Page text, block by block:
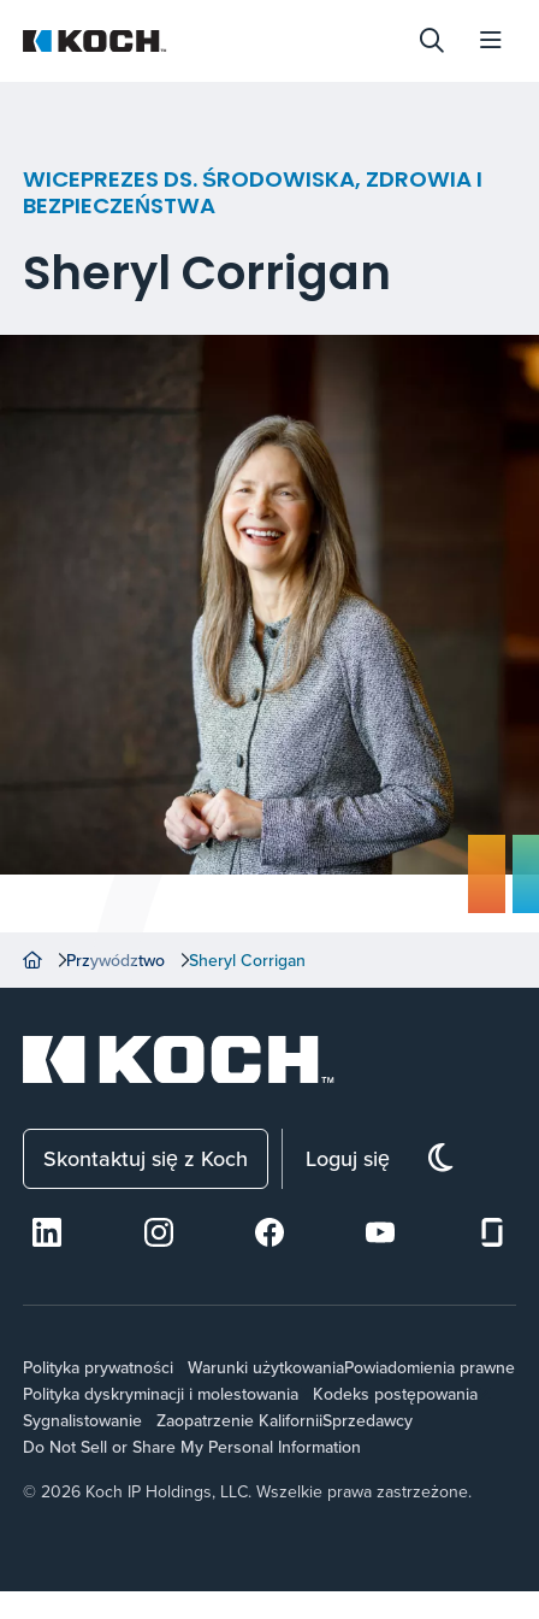
WICEPREZES DS. ŚRODOWISKA, ZDROWIA I
BEZPIECZEŃSTWA
Sheryl Corrigan
Przywództwo Sheryl Corrigan
Skontaktuj się z Koch Loguj się
Polityka prywatności Warunki użytkowaniaPowiadomienia prawne
Polityka dyskryminacji i molestowania
Kodeks postępowania
Sygnalistowanie
Zaopatrzenie KaliforniiSprzedawcy
Do Not Sell or Share My Personal Information
© 2026 Koch IP Holdings, LLC. Wszelkie prawa zastrzeżone.